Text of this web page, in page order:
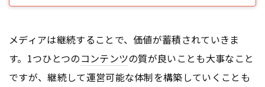
メディアは継続することで、価値が蓄積されていきま
す。1つひとつのコンテンツの質が良いことも大事なこと
ですが、継続して運営可能な体制を構築していくことも